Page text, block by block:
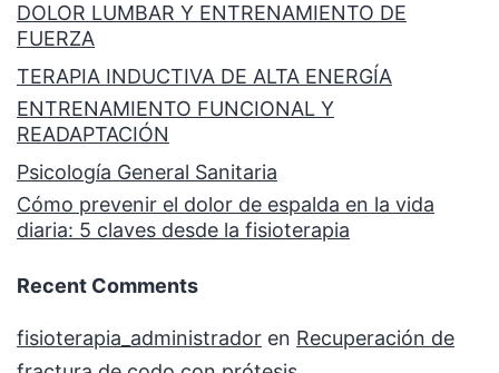
DOLOR LUMBAR Y ENTRENAMIENTO DE
FUERZA
TERAPIA INDUCTIVA DE ALTA ENERGÍA
ENTRENAMIENTO FUNCIONAL Y
READAPTACIÓN
Psicología General Sanitaria
Cómo prevenir el dolor de espalda en la vida
diaria: 5 claves desde la fisioterapia
Recent Comments
fisioterapia_administrador en Recuperación de